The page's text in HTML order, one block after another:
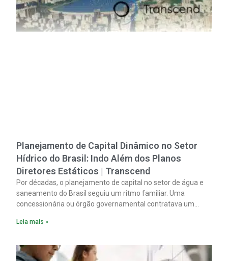
Planejamento de Capital Dinâmico no Setor
Hídrico do Brasil: Indo Além dos Planos
Diretores Estáticos | Transcend
Por décadas, o planejamento de capital no setor de água e
saneamento do Brasil seguiu um ritmo familiar. Uma
concessionária ou órgão governamental contratava um
Leia mais »